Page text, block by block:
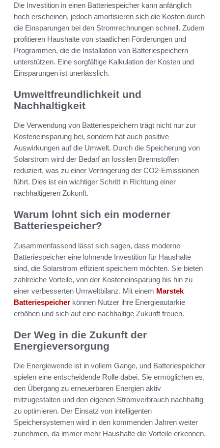
Die Investition in einen Batteriespeicher kann anfänglich
hoch erscheinen, jedoch amortisieren sich die Kosten durch
die Einsparungen bei den Stromrechnungen schnell. Zudem
profitieren Haushalte von staatlichen Förderungen und
Programmen, die die Installation von Batteriespeichern
unterstützen. Eine sorgfältige Kalkulation der Kosten und
Einsparungen ist unerlässlich.
Umweltfreundlichkeit und
Nachhaltigkeit
Die Verwendung von Batteriespeichern trägt nicht nur zur
Kosteneinsparung bei, sondern hat auch positive
Auswirkungen auf die Umwelt. Durch die Speicherung von
Solarstrom wird der Bedarf an fossilen Brennstoffen
reduziert, was zu einer Verringerung der CO2-Emissionen
führt. Dies ist ein wichtiger Schritt in Richtung einer
nachhaltigeren Zukunft.
Warum lohnt sich ein moderner
Batteriespeicher?
Zusammenfassend lässt sich sagen, dass moderne
Batteriespeicher eine lohnende Investition für Haushalte
sind, die Solarstrom effizient speichern möchten. Sie bieten
zahlreiche Vorteile, von der Kosteneinsparung bis hin zu
einer verbesserten Umweltbilanz. Mit einem Marstek
Batteriespeicher können Nutzer ihre Energieautarkie
erhöhen und sich auf eine nachhaltige Zukunft freuen.
Der Weg in die Zukunft der
Energieversorgung
Die Energiewende ist in vollem Gange, und Batteriespeicher
spielen eine entscheidende Rolle dabei. Sie ermöglichen es,
den Übergang zu erneuerbaren Energien aktiv
mitzugestalten und den eigenen Stromverbrauch nachhaltig
zu optimieren. Der Einsatz von intelligenten
Speichersystemen wird in den kommenden Jahren weiter
zunehmen, da immer mehr Haushalte die Vorteile erkennen.